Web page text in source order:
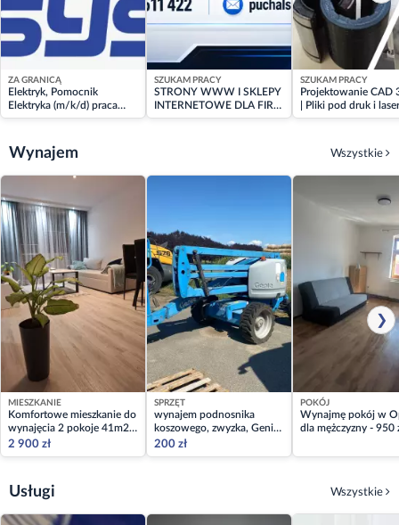
ZA GRANICĄ
Elektryk, Pomocnik
Elektryka (m/k/d) praca
Niemcy
SZUKAM PRACY
STRONY WWW I SKLEPY
INTERNETOWE DLA FIRM
? POLSKA I USA
SZUKAM PRACY
Projektowanie CAD
| Pliki pod druk i
Wsparcie
Wynajem Wszystkie
MIESZKANIE
Komfortowe mieszkanie do
wynajęcia 2 pokoje 41m2
Opole-Chabry
2 900 zł
SPRZĘT
wynajem podnosnika
koszowego, zwyzka, Genie
z45/25
200 zł
POKÓJ
Wynajmę pokój w
dla mężczyzny - 950
komunikacji!
❯
Usługi Wszystkie